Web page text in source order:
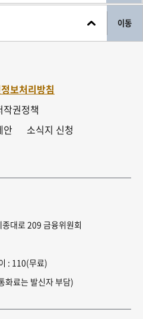
이동
보처리방침
작권정책
안
소식지 신청
대로 209 금융위원회
: 110(무료)
화료는 발신자 부담)